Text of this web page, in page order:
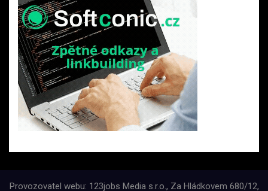
Provozovatel webu: 123jobs Media s.r.o., Za Hládkovem 680/12,